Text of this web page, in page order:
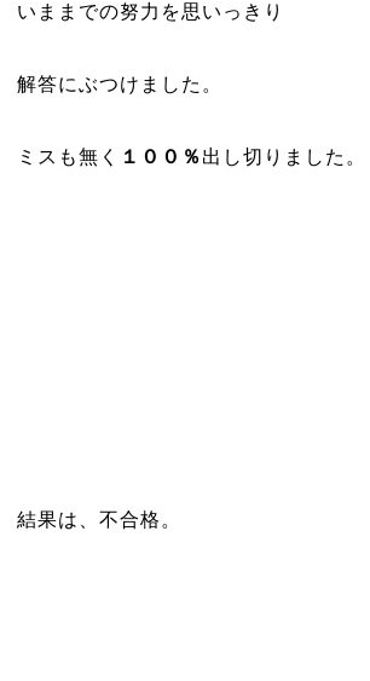
いままでの努力を思いっきり
解答にぶつけました。
ミスも無く １００％ 出し切りました。
結果は、不合格。